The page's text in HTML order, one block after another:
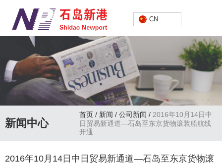
中文
CN
新闻中心
首页 / 新闻 / 公司新闻 / 2016年10月14日中
日贸易新通道—石岛至东京货物滚装船航线
开通
2016年10月14日中日贸易新通道—石岛至东京货物滚